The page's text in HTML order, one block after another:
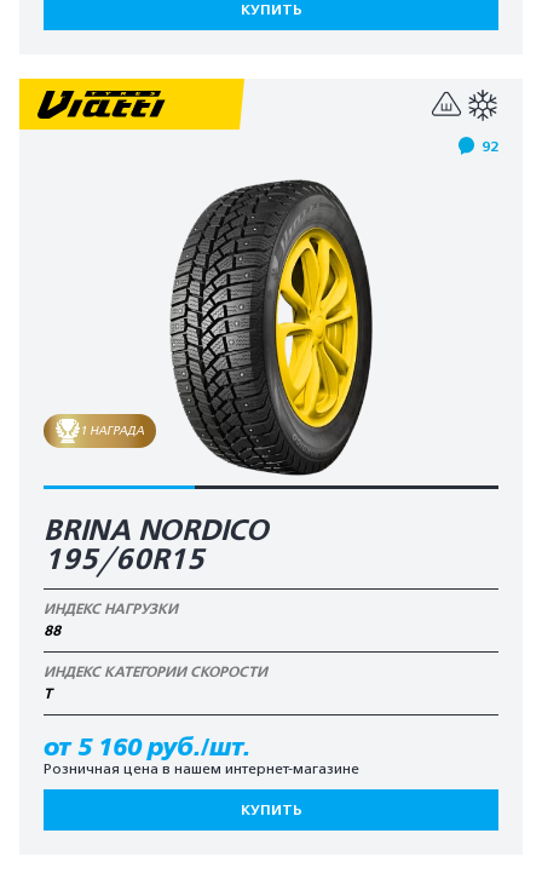
КУПИТЬ
92
1 НАГРАДА
BRINA NORDICO
195/60R15
ИНДЕКС НАГРУЗКИ
88
ИНДЕКС КАТЕГОРИИ СКОРОСТИ
T
от 5 160 руб./шт.
Розничная цена в нашем интернет-магазине
КУПИТЬ